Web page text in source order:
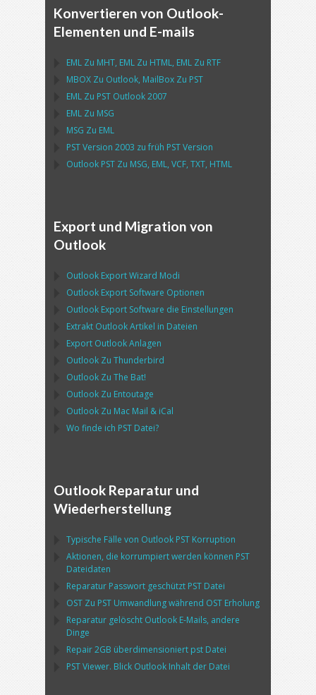
Konvertieren von Outlook-
Elementen und E-mails
EML Zu MHT, EML Zu HTML, EML Zu RTF
MBOX Zu Outlook, MailBox Zu PST
EML Zu PST Outlook2007
EML Zu MSG
MSG Zu EML
PSTVersion 2003 zu früh PSTVersion
Outlook PST Zu MSG, EML, VCF, TXT, HTML
Export und Migration von
Outlook
Outlook Export Wizard Modi
Outlook Export Software Optionen
Outlook Export Software die Einstellungen
Extrakt OutlookArtikel in Dateien
Export OutlookAnlagen
Outlook Zu Thunderbird
Outlook Zu The Bat!
Outlook Zu Entoutage
Outlook Zu Mac Mail & iCal
Wo finde ich PST Datei?
Outlook Reparatur und
Wiederherstellung
Typische Fälle von Outlook PST Korruption
Aktionen, die korrumpiert werden können PST
Dateidaten
Reparatur Passwort geschützt PST Datei
OST Zu PST Umwandlung während OST Erholung
Reparatur gelöscht Outlook E-Mails, andere
Dinge
Repair2GB überdimensioniert pst Datei
PSTViewer. Blick Outlook Inhalt der Datei